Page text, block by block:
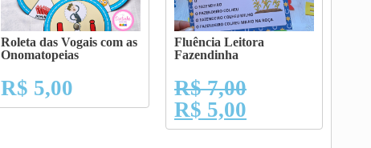
Roleta das Vogais com as
Onomatopeias
R$ 5,00
Fluência Leitora
Fazendinha
R$7,00
R$ 5,00